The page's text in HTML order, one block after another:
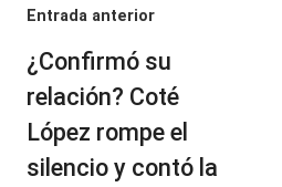
Navegación
de
entradas
Entrada anterior
¿Confirmó su
relación? Coté
López rompe el
silencio y contó la